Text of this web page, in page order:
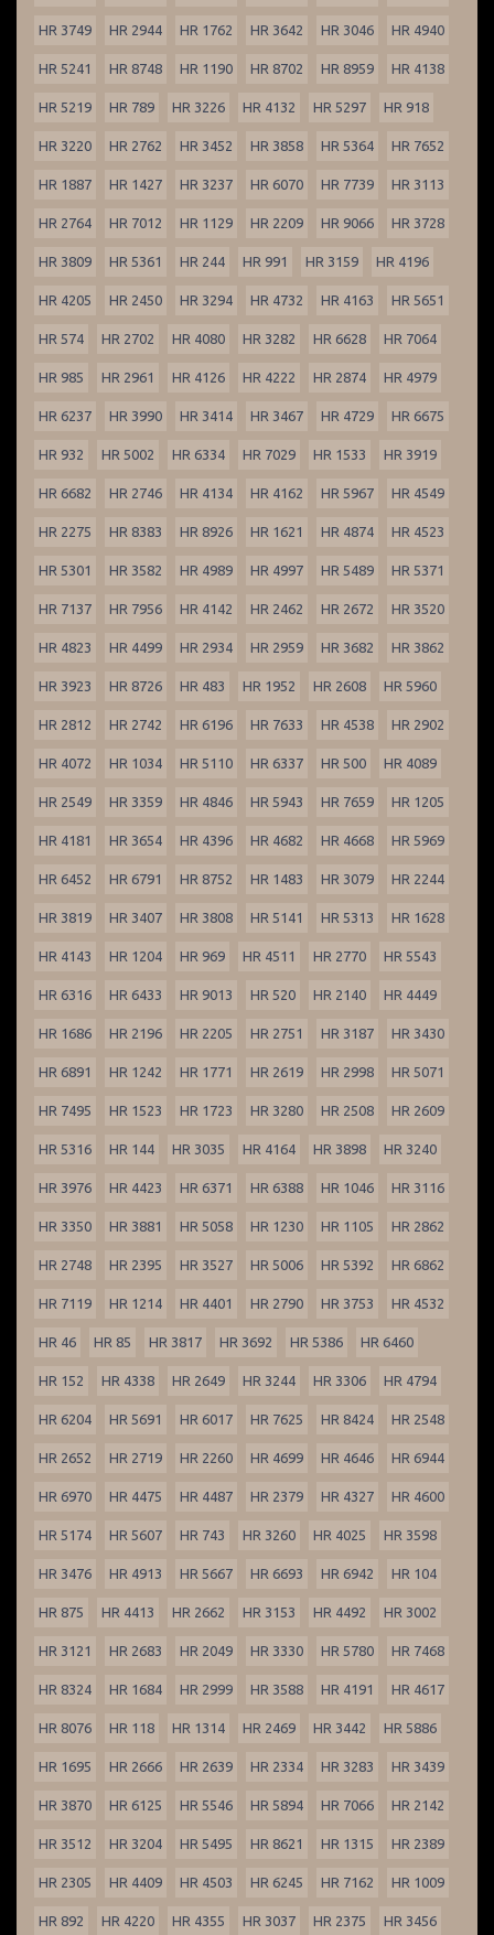
HR 3749 HR 2944 HR 1762 HR 3642 HR 3046 HR 4940
HR 5241 HR 8748 HR 1190 HR 8702 HR 8959 HR 4138
HR 5219 HR 789 HR 3226 HR 4132 HR 5297 HR 918
HR 3220 HR 2762 HR 3452 HR 3858 HR 5364 HR 7652
HR 1887 HR 1427 HR 3237 HR 6070 HR 7739 HR 3113
HR 2764 HR 7012 HR 1129 HR 2209 HR 9066 HR 3728
HR 3809 HR 5361 HR 244 HR 991 HR 3159 HR 4196
HR 4205 HR 2450 HR 3294 HR 4732 HR 4163 HR 5651
HR 574 HR 2702 HR 4080 HR 3282 HR 6628 HR 7064
HR 985 HR 2961 HR 4126 HR 4222 HR 2874 HR 4979
HR 6237 HR 3990 HR 3414 HR 3467 HR 4729 HR 6675
HR 932 HR 5002 HR 6334 HR 7029 HR 1533 HR 3919
HR 6682 HR 2746 HR 4134 HR 4162 HR 5967 HR 4549
HR 2275 HR 8383 HR 8926 HR 1621 HR 4874 HR 4523
HR 5301 HR 3582 HR 4989 HR 4997 HR 5489 HR 5371
HR 7137 HR 7956 HR 4142 HR 2462 HR 2672 HR 3520
HR 4823 HR 4499 HR 2934 HR 2959 HR 3682 HR 3862
HR 3923 HR 8726 HR 483 HR 1952 HR 2608 HR 5960
HR 2812 HR 2742 HR 6196 HR 7633 HR 4538 HR 2902
HR 4072 HR 1034 HR 5110 HR 6337 HR 500 HR 4089
HR 2549 HR 3359 HR 4846 HR 5943 HR 7659 HR 1205
HR 4181 HR 3654 HR 4396 HR 4682 HR 4668 HR 5969
HR 6452 HR 6791 HR 8752 HR 1483 HR 3079 HR 2244
HR 3819 HR 3407 HR 3808 HR 5141 HR 5313 HR 1628
HR 4143 HR 1204 HR 969 HR 4511 HR 2770 HR 5543
HR 6316 HR 6433 HR 9013 HR 520 HR 2140 HR 4449
HR 1686 HR 2196 HR 2205 HR 2751 HR 3187 HR 3430
HR 6891 HR 1242 HR 1771 HR 2619 HR 2998 HR 5071
HR 7495 HR 1523 HR 1723 HR 3280 HR 2508 HR 2609
HR 5316 HR 144 HR 3035 HR 4164 HR 3898 HR 3240
HR 3976 HR 4423 HR 6371 HR 6388 HR 1046 HR 3116
HR 3350 HR 3881 HR 5058 HR 1230 HR 1105 HR 2862
HR 2748 HR 2395 HR 3527 HR 5006 HR 5392 HR 6862
HR 7119 HR 1214 HR 4401 HR 2790 HR 3753 HR 4532
HR 46 HR 85 HR 3817 HR 3692 HR 5386 HR 6460
HR 152 HR 4338 HR 2649 HR 3244 HR 3306 HR 4794
HR 6204 HR 5691 HR 6017 HR 7625 HR 8424 HR 2548
HR 2652 HR 2719 HR 2260 HR 4699 HR 4646 HR 6944
HR 6970 HR 4475 HR 4487 HR 2379 HR 4327 HR 4600
HR 5174 HR 5607 HR 743 HR 3260 HR 4025 HR 3598
HR 3476 HR 4913 HR 5667 HR 6693 HR 6942 HR 104
HR 875 HR 4413 HR 2662 HR 3153 HR 4492 HR 3002
HR 3121 HR 2683 HR 2049 HR 3330 HR 5780 HR 7468
HR 8324 HR 1684 HR 2999 HR 3588 HR 4191 HR 4617
HR 8076 HR 118 HR 1314 HR 2469 HR 3442 HR 5886
HR 1695 HR 2666 HR 2639 HR 2334 HR 3283 HR 3439
HR 3870 HR 6125 HR 5546 HR 5894 HR 7066 HR 2142
HR 3512 HR 3204 HR 5495 HR 8621 HR 1315 HR 2389
HR 2305 HR 4409 HR 4503 HR 6245 HR 7162 HR 1009
HR 892 HR 4220 HR 4355 HR 3037 HR 2375 HR 3456